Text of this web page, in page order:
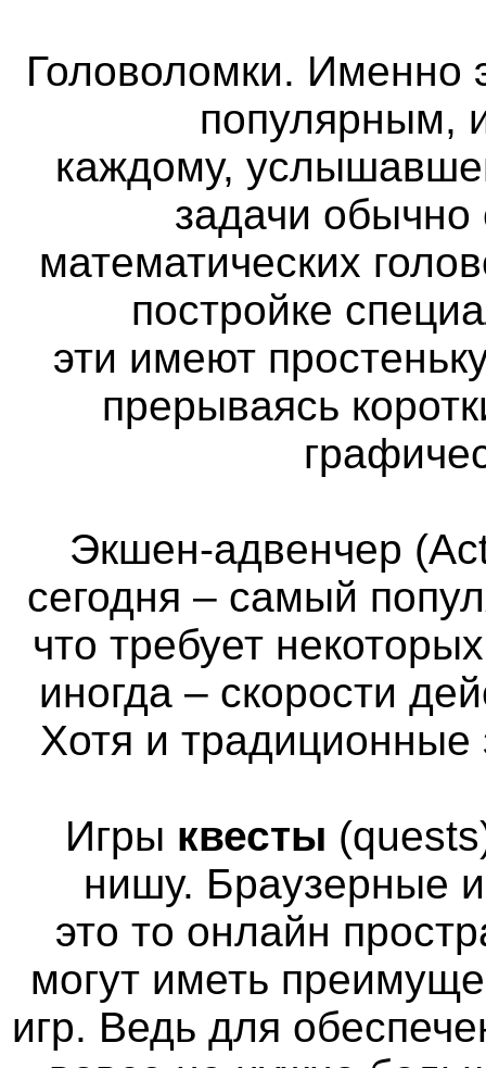
Головоломки. Именно
популярным,
каждому,
задачи
математических
постройке
эти имеют
прерываясь
Экшен-адвенчер
сегодня – самый
что требует
иногда – скорости
Хотя и традиционные
Игры квесты
нишу. Браузерные
это то онлайн
могут иметь
игр. Ведь для